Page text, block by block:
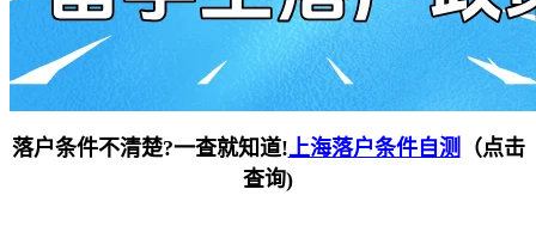
落户条件不清楚?一查就知道! 上海落户条件自测
（点击
查询)